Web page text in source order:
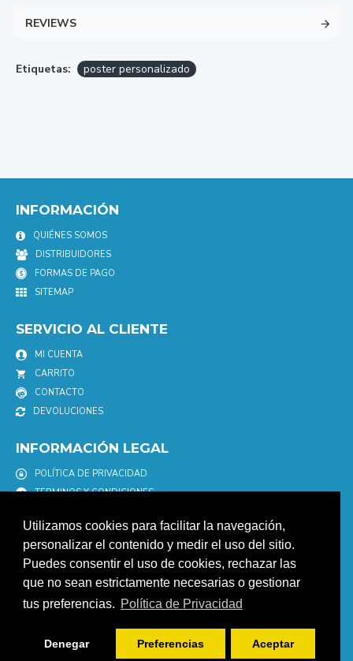
Utilizamos cookies para facilitar la navegación,
personalizar el contenido y medir el uso del sitio.
Puedes consentir el uso de cookies, rechazar las
que no sean estrictamente necesarias o gestionar
tus preferencias. Política de Privacidad
Denegar Preferencias Aceptar
REVIEWS
Etiquetas: poster personalizado
INFORMACIÓN
QUIÉNES SOMOS
DISTRIBUIDORES
FORMAS DE PAGO
SITEMAP
SERVICIO AL CLIENTE
MI CUENTA
CARRITO
CONTACTO
DEVOLUCIONES
INFORMACIÓN LEGAL
POLÍTICA DE PRIVACIDAD
TERMINOS Y CONDICIONES
AVISO LEGAL
NEWSLETTER
Únete a nuestro newletter para estar informad@ de nuestras
promociones y descuentos.
ENVIAR